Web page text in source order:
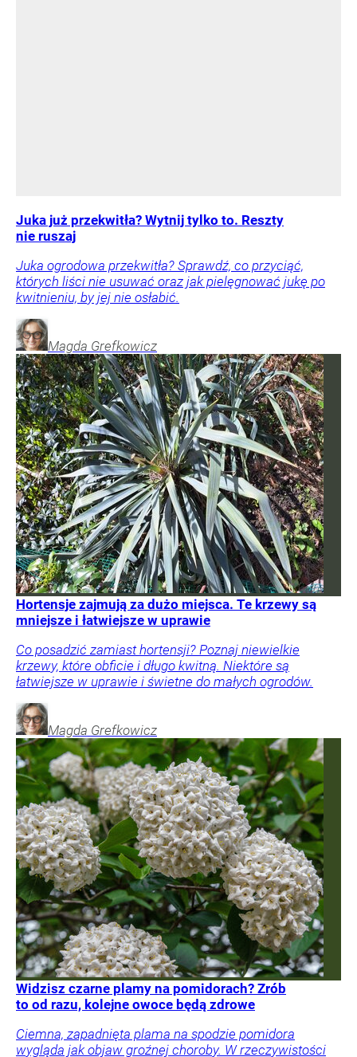
Juka już przekwitła? Wytnij tylko to. Reszty
nie ruszaj
Juka ogrodowa przekwitła? Sprawdź, co przyciąć,
których liści nie usuwać oraz jak pielęgnować jukę po
kwitnieniu, by jej nie osłabić.
Magda Grefkowicz
Hortensje zajmują za dużo miejsca. Te krzewy są
mniejsze i łatwiejsze w uprawie
Co posadzić zamiast hortensji? Poznaj niewielkie
krzewy, które obficie i długo kwitną. Niektóre są
łatwiejsze w uprawie i świetne do małych ogrodów.
Magda Grefkowicz
Widzisz czarne plamy na pomidorach? Zrób
to od razu, kolejne owoce będą zdrowe
Ciemna, zapadnięta plama na spodzie pomidora
wygląda jak objaw groźnej choroby. W rzeczywistości